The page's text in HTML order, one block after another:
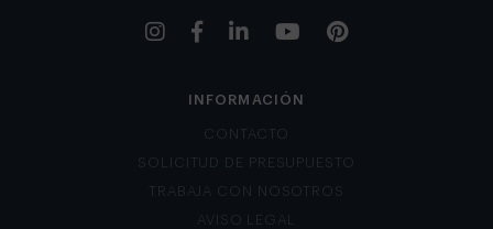
INFORMACIÓN
CONTACTO
SOLICITUD DE PRESUPUESTO
TRABAJA CON NOSOTROS
AVISO LEGAL